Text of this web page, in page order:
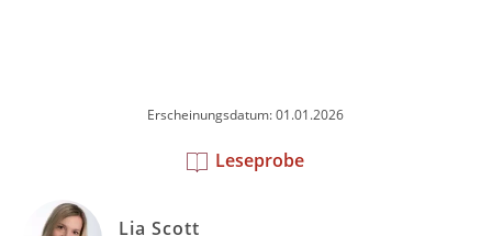
Erscheinungsdatum: 01.01.2026
Leseprobe
Lia Scott